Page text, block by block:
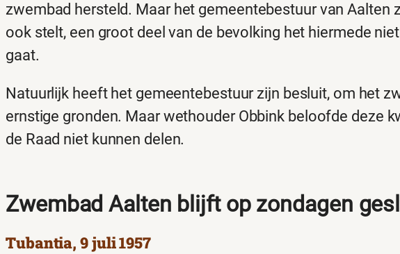
zwembad hersteld. Maar het gemeentebestuur van Aalten
ook stelt, een groot deel van de bevolking het hiermede
gaat.
Natuurlijk heeft het gemeentebestuur zijn besluit, om het
ernstige gronden. Maar wethouder Obbink beloofde deze
de Raad niet kunnen delen.
Zwembad Aalten blijft op zondagen
Tubantia, 9 juli 1957